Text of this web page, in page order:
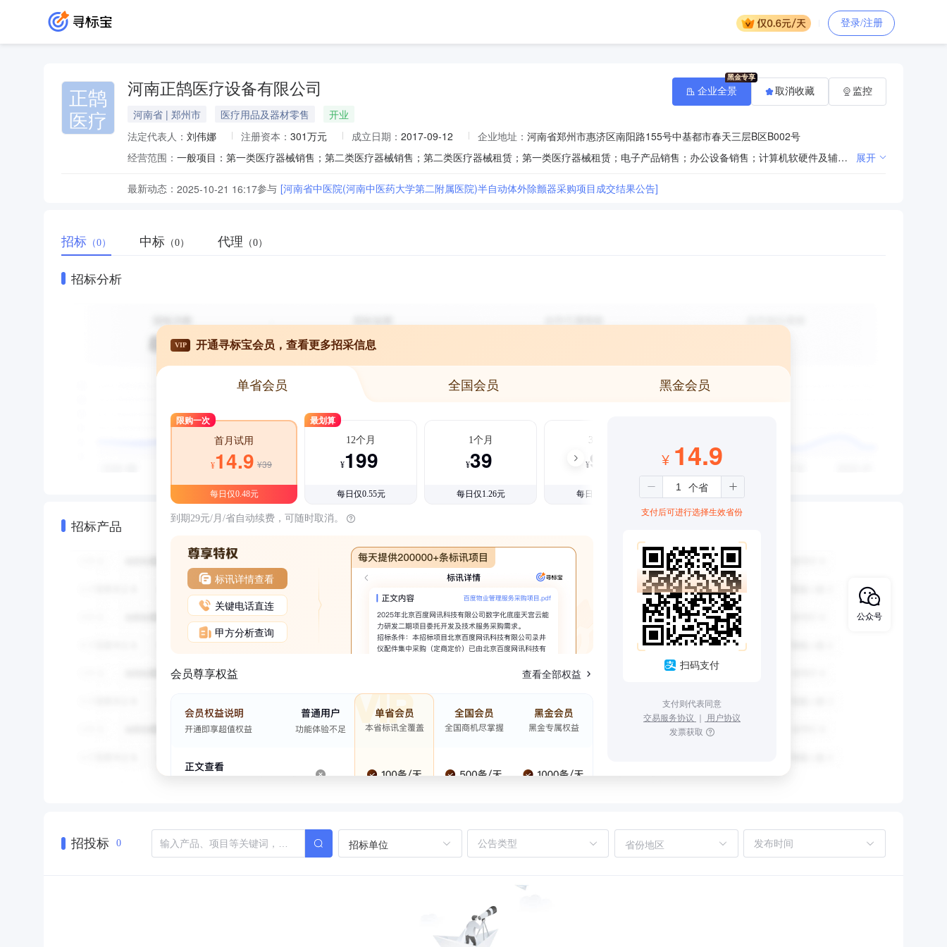
登录/注册
正鹄
医疗
河南正鹄医疗设备有限公司
河南省 | 郑州市 医疗用品及器材零售
开业
法定代表人： 刘伟娜 注册资本： 301万元 成立日期： 2017-09-12 企业地址： 河南省郑州市惠济区南阳路155号中基都市春天三层B区B002号
经营范围：
一般项目：第一类医疗器械销售；第二类医疗器械销售；第二类医疗器械租赁；第一类医疗器械租赁；电子产品销售；办公设备销售；计算机软硬件及辅助设备零售；技术服务、技术开发、技术咨询、技术交流、技术转让、技术推广（除依法须经批准的项目外，凭营业执照依法自主开展经营活动）许可项目：第三类医疗器械经营（依法须经批准的项目，经相关部门批准后方可开展经营活动，具体经营项目以相关部门批准文件或许可证件为准） 展开
最新动态： 2025-10-21 16:17参与 [河南省中医院(河南中医药大学第二附属医院)半自动体外除颤器采购项目成交结果公告]
企业全景 取消收藏 监控
招标 （0） 中标 （0） 代理 （0）
招标分析
招标产品
VIP 开通寻标宝会员，查看更多招采信息
单省会员 全国会员 黑金会员
限购一次
首月试用
¥14.9 ¥39
每日仅0.48元
最划算
12个月
¥199
每日仅0.55元
1个月
¥39
每日仅1.26元
3个月
¥99
每日仅1.08元
到期29元/月/省自动续费，可随时取消。
标讯详情查看
关键电话直连
甲方分析查询
会员尊享权益 查看全部权益
¥ 14.9
支付后可进行选择生效省份
扫码支付
支付则代表同意
交易服务协议 ｜ 用户协议
发票获取
招投标 0 招标单位 省份地区
公众号